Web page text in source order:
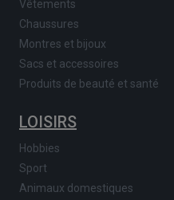
Vêtements
Chaussures
Montres et bijoux
Sacs et accessoires
Produits de beauté et santé
LOISIRS
Hobbies
Sport
Animaux domestiques